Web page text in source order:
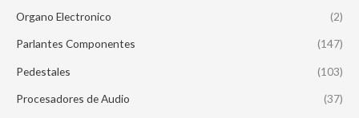
Organo Electronico (2)
Parlantes Componentes (147)
Pedestales (103)
Procesadores de Audio (37)